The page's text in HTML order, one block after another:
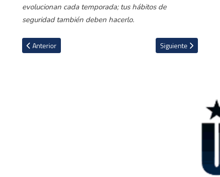
evolucionan cada temporada; tus hábitos de
seguridad también deben hacerlo.
Artículo anterior: Mexicano Guillermo Ochoa tiene nuevo equipo
Anterior Artículo siguiente:
Siguiente